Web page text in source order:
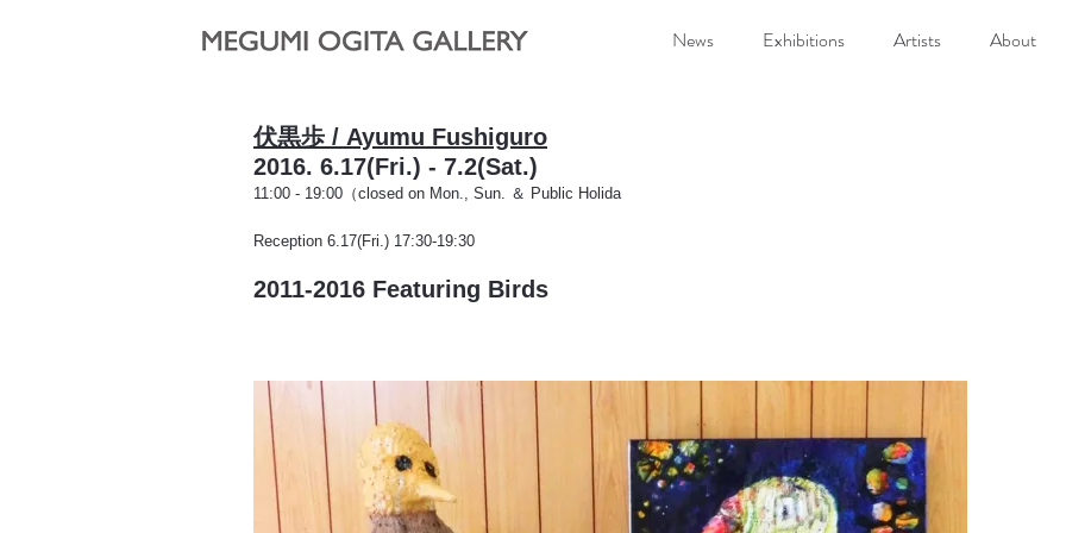
News Exhibitions Artists About
伏黒歩 / Ayumu Fushiguro
2016. 6.17(Fri.) - 7.2(Sat.)
11:00 - 19:00（closed on Mon., Sun. ＆ Public Holida
Reception 6.17(Fri.) 17:30-19:30
2011-2016 Featuring Birds